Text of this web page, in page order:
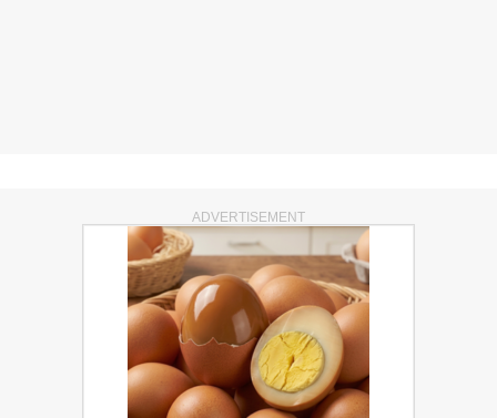
ADVERTISEMENT